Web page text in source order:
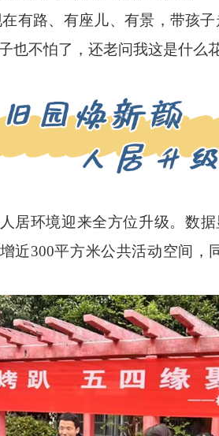
路、有座儿、有景，带孩子
也不怕了，还老问我这是什么
环境迎来全方位升级。数据
近300平方米公共活动空间